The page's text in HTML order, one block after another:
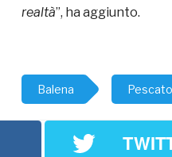
realtà”, ha aggiunto.
Balena